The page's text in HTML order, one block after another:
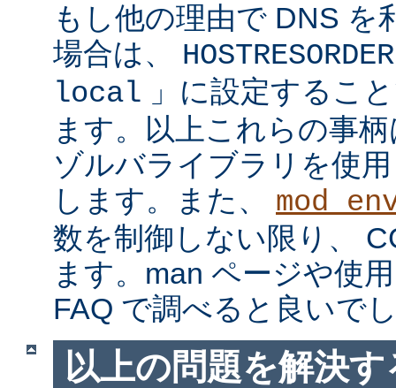
もし他の理由で DNS を
場合は、 HOSTRESORDER
local 」に設定するこ
ます。以上これらの事
ゾルバライブラリを使
します。また、
数を制御しない限り、
ます。man ページや使
FAQ で調べると良いで
以上の問題を解決す